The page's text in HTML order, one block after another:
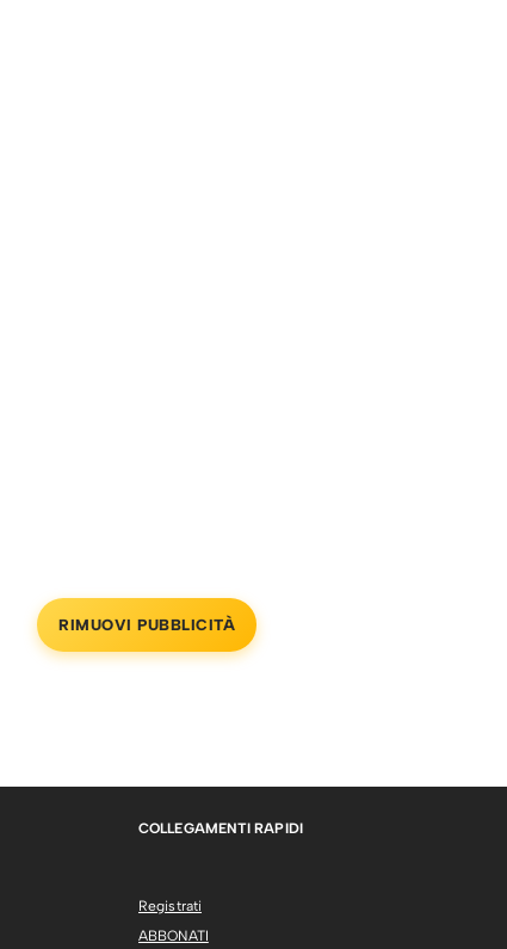
RIMUOVI PUBBLICITÀ
COLLEGAMENTI RAPIDI
Registrati
ABBONATI